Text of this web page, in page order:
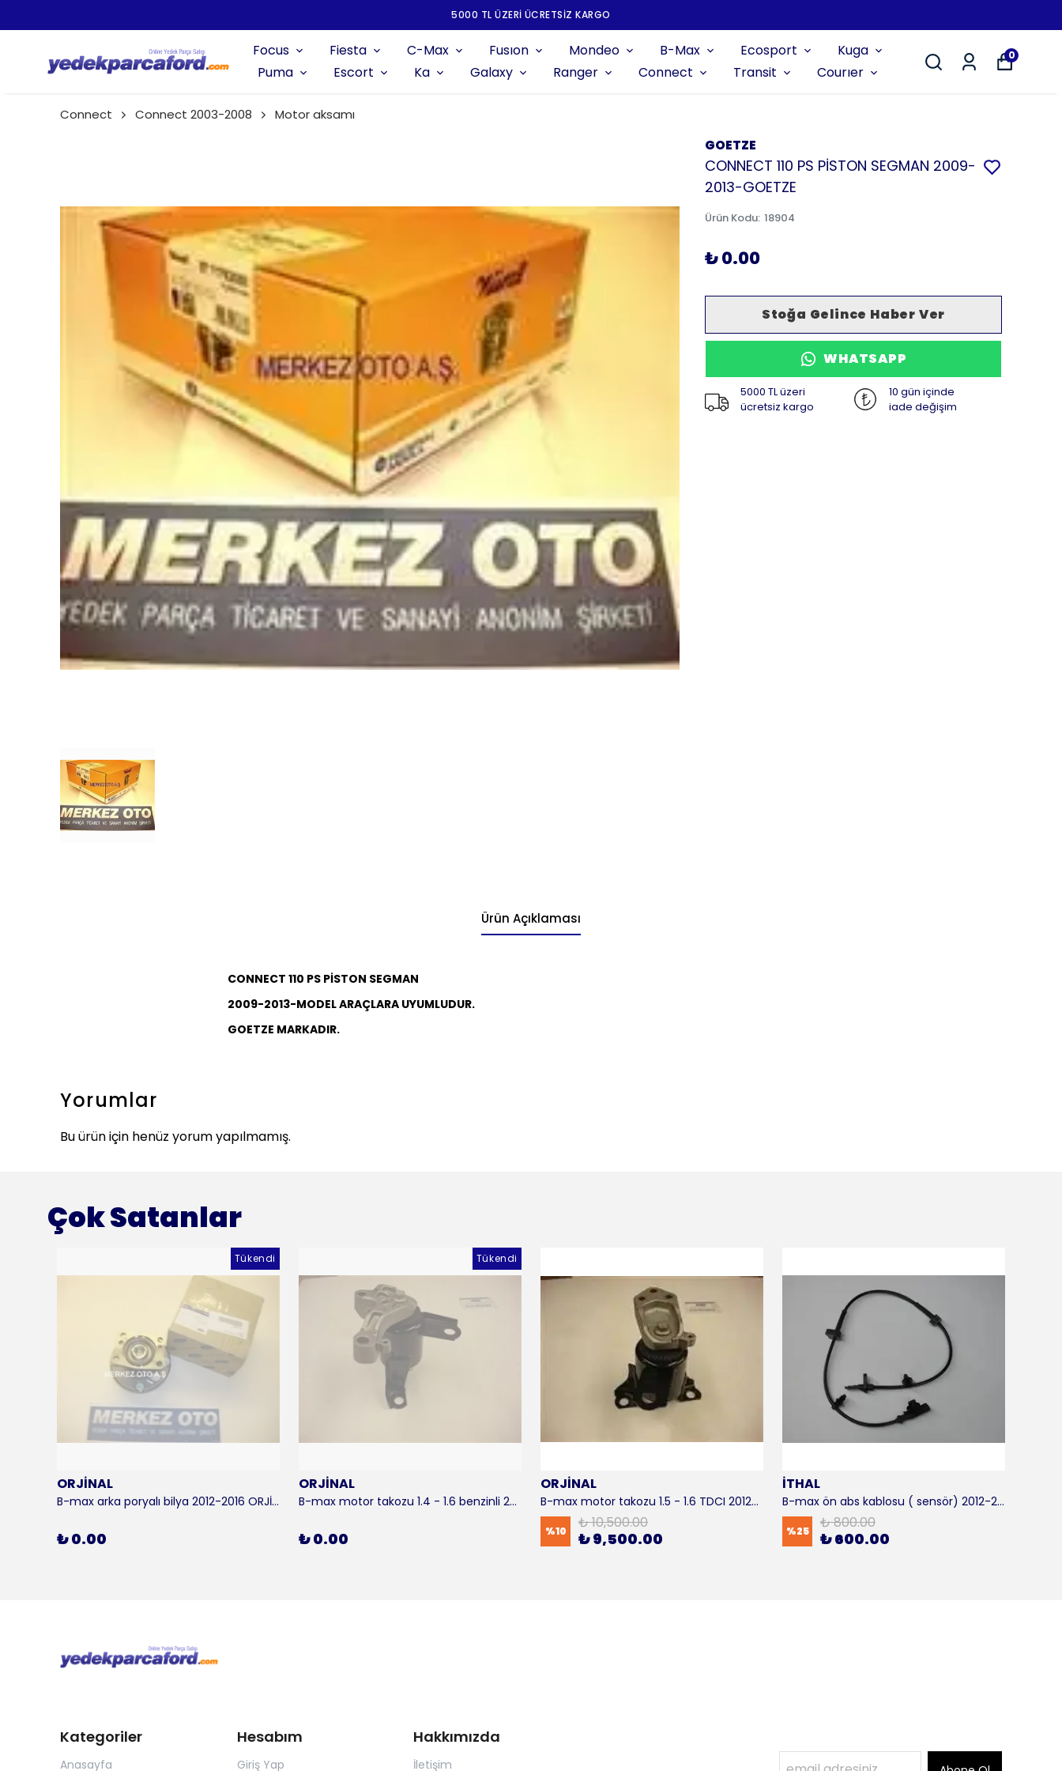
5000 TL ÜZERI ÜCRETSIZ KARGO
Focus Fiesta C-Max Fusıon Mondeo B-Max Ecosport
Kuga
Puma
Escort Ka Galaxy Ranger Connect Transit Courıer
0
Connect Connect 2003-2008 Motor aksamı
GOETZE
CONNECT 110 PS PİSTON SEGMAN 2009-
2013-GOETZE
Ürün Kodu: 18904
₺ 0.00
Stoğa Gelince Haber Ver
WHATSAPP
5000 TL üzeri
ücretsiz kargo
10 gün içinde
iade değişim
Ürün Açıklaması
CONNECT 110 PS PİSTON SEGMAN
2009-2013-MODEL ARAÇLARA UYUMLUDUR.
GOETZE MARKADIR.
Yorumlar
Bu ürün için henüz yorum yapılmamış.
Çok Satanlar
Tükendi
ORJİNAL
B-max arka poryalı bilya 2012-2016 ORJİNAL
₺ 0.00
Tükendi
ORJİNAL
B-max motor takozu 1.4 - 1.6 benzinli 2012-2016 ORJİNAL
₺ 0.00
ORJİNAL
B-max motor takozu 1.5 - 1.6 TDCI 2012-2016 ORJİNAL
%10 ₺ 10,500.00
₺ 9,500.00
İTHAL
B-max ön abs kablosu ( sensör) 2012-2016 ITHAL
%25 ₺ 800.00
₺ 600.00
Kategoriler
Anasayfa
Hesabım
Giriş Yap
Hakkımızda
İletişim